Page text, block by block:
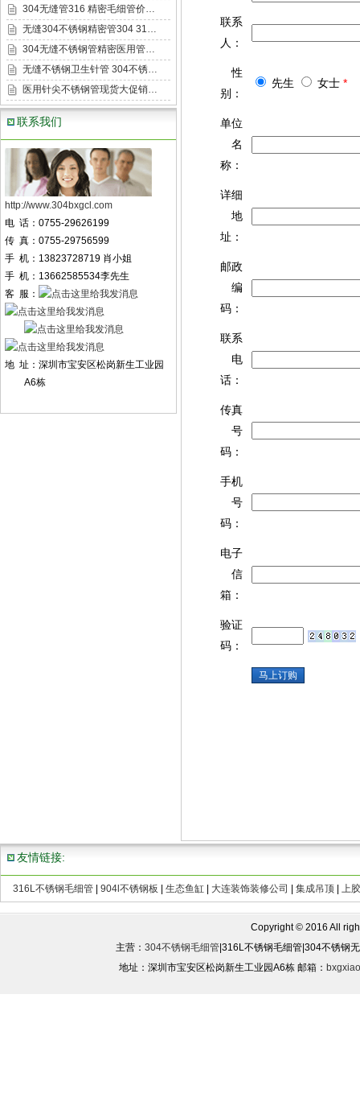
304无缝管316 精密毛细管价…
无缝304不锈钢精密管304 31…
304无缝不锈钢管精密医用管…
无缝不锈钢卫生针管 304不锈…
医用针尖不锈钢管现货大促销…
联系我们
http://www.304bxgcl.com
电 话：0755-29626199
传 真：0755-29756599
手 机：13823728719 肖小姐
手 机：13662585534李先生
客 服：
地 址：深圳市宝安区松岗新生工业园
A6栋
联系
人：
性
别：
先生 女士 *
单位
名
称：
详细
地
址：
邮政
编
码：
联系
电
话：
传真
号
码：
手机
号
码：
电子
信
箱：
验证
码：
友情链接:
316L不锈钢毛细管| 904l不锈钢板 生态鱼缸| 大连装饰装修公司 集成吊顶| 上
Copyright © 2016 All
主营： 304不锈钢毛细管|316L不锈钢毛细管|304不锈钢
地址：深圳市宝安区松岗新生工业园A6栋 邮箱：